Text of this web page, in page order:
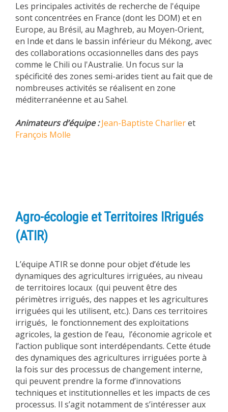
Les principales activités de recherche de l'équipe
sont concentrées en France (dont les DOM) et en
Europe, au Brésil, au Maghreb, au Moyen-Orient,
en Inde et dans le bassin inférieur du Mékong, avec
des collaborations occasionnelles dans des pays
comme le Chili ou l'Australie. Un focus sur la
spécificité des zones semi-arides tient au fait que de
nombreuses activités se réalisent en zone
méditerranéenne et au Sahel.
Animateurs d’équipe : Jean-Baptiste Charlieret
François Molle
Agro-écologie et Territoires IRrigués
(ATIR)
L’équipe ATIR se donne pour objet d’étude les
dynamiques des agricultures irriguées, au niveau
de territoires locaux (qui peuvent être des
périmètres irrigués, des nappes et les agricultures
irriguées qui les utilisent, etc.). Dans ces territoires
irrigués, le fonctionnement des exploitations
agricoles, la gestion de l’eau, l’économie agricole et
l’action publique sont interdépendants. Cette étude
des dynamiques des agricultures irriguées porte à
la fois sur des processus de changement interne,
qui peuvent prendre la forme d’innovations
techniques et institutionnelles et les impacts de ces
processus. Il s’agit notamment de s’intéresser aux